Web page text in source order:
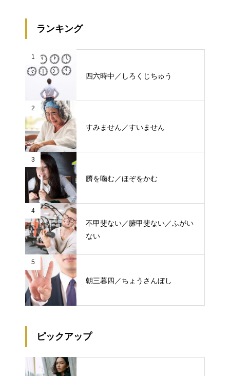
ランキング
1
四六時中／しろくじちゅう
2
すみません／すいません
3
臍を噛む／ほぞをかむ
4
不甲斐ない／腑甲斐ない／ふがい
ない
5
朝三暮四／ちょうさんぼし
ピックアップ